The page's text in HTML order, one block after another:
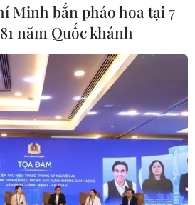
thực hiện treo cờ rủ để tưởng nhớ vị
(Ảnh: Minh Hiếu/Vietnam+)
Minh bắn pháo hoa tại 7
năm Quốc khánh